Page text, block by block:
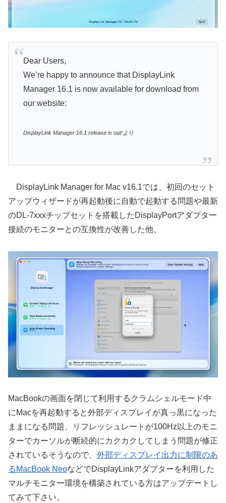
Dear Users,
We’re happy to announce that DisplayLink
Manager 16.1 is now available for download from
our website:
DisplayLink Manager 16.1 release is out!より
DisplayLink Manager for Mac v16.1では、初回のセット
アップウィザードが再起動後に自動で起動する問題や最新
のDL-7xxxチップセットを搭載したDisplayPortアダプター
接続のモニターとの互換性が改善した他、
MacBookの画面を閉じて利用するクラムシェルモード中
にMacを再起動すると外部ディスプレイが真っ黒になった
ままになる問題、リフレッシュレートが100Hz以上のモニ
ターでカーソルが断続的にカクカクしてしまう問題が修正
されているそうなので、 外部ディスプレイ出力に制限のあ
るMacBook NeoなどでDisplayLinkアダプターを利用した
マルチモニター環境を構築されている方はアップデートし
てみて下さい。